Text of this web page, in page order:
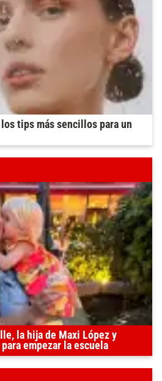
tips más sencillos para un
la hija de Maxi López y
empezar la escuela